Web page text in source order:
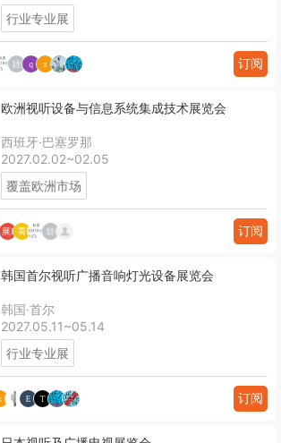
行业专业展
订阅
欧洲视听设备与信息系统集成技术展览会
西班牙·巴塞罗那
2027.02.02~02.05
覆盖欧洲市场
订阅
韩国首尔视听广播音响灯光设备展览会
韩国·首尔
2027.05.11~05.14
行业专业展
订阅